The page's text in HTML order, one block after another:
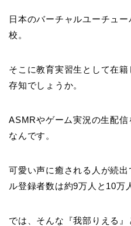
日本のバーチャルユーチュ
校。
そこに教育実習生として在
存知でしょうか。
ASMRやゲーム実況の生配
なんです。
可愛い声に癒される人が続
ル登録者数は約9万人と10万
では、そんな『我部りえる